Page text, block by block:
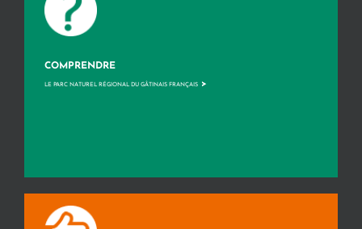
COMPRENDRE
LE PARC NATUREL RÉGIONAL DU GÂTINAIS FRANÇAIS >